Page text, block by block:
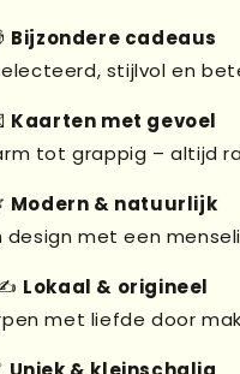
Bijzondere cadeaus
stijlvol en
Kaarten met gevoel
tot grappig – altijd
Modern & natuurlijk
design met een
Lokaal & origineel
met liefde door